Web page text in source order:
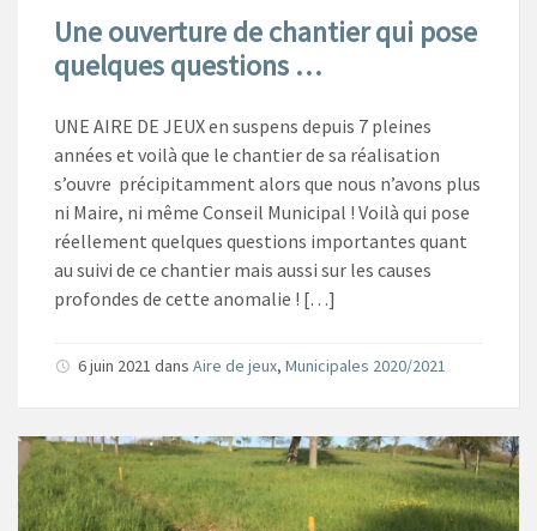
Une ouverture de chantier qui pose
quelques questions …
UNE AIRE DE JEUX en suspens depuis 7 pleines
années et voilà que le chantier de sa réalisation
s’ouvre précipitamment alors que nous n’avons plus
ni Maire, ni même Conseil Municipal ! Voilà qui pose
réellement quelques questions importantes quant
au suivi de ce chantier mais aussi sur les causes
profondes de cette anomalie ! […]
6 juin 2021 dans Aire de jeux, Municipales 2020/2021